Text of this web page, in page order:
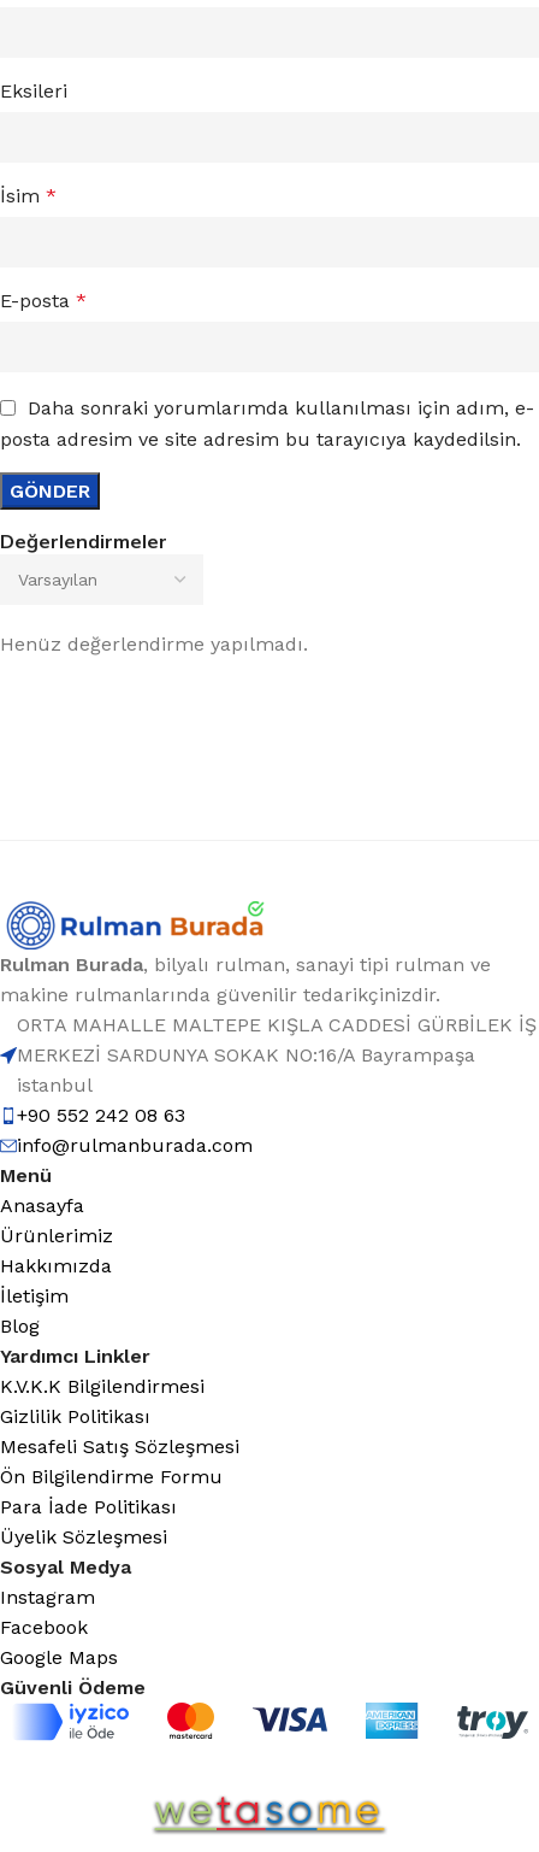
Değerlendirmeler
Henüz değerlendirme yapılmadı.
Eksileri
İsim *
E-posta *
Daha sonraki yorumlarımda kullanılması için adım, e-
posta adresim ve site adresim bu tarayıcıya kaydedilsin.
Rulman Burada, bilyalı rulman, sanayi tipi rulman ve
makine rulmanlarında güvenilir tedarikçinizdir.
ORTA MAHALLE MALTEPE KIŞLA CADDESİ GÜRBİLEK İŞ
MERKEZİ SARDUNYA SOKAK NO:16/A Bayrampaşa
istanbul
+90 552 242 08 63
info@rulmanburada.com
Menü
Anasayfa
Ürünlerimiz
Hakkımızda
İletişim
Blog
Yardımcı Linkler
K.V.K.K Bilgilendirmesi
Gizlilik Politikası
Mesafeli Satış Sözleşmesi
Ön Bilgilendirme Formu
Para İade Politikası
Üyelik Sözleşmesi
Sosyal Medya
Instagram
Facebook
Google Maps
Güvenli Ödeme